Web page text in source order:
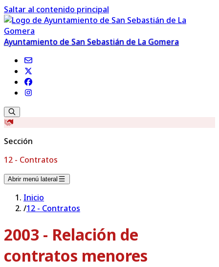
Saltar al contenido principal
Ayuntamiento de San Sebastián de La Gomera
Sección
12 - Contratos
Abrir menú lateral
Inicio
/12 - Contratos
2003 - Relación de
contratos menores